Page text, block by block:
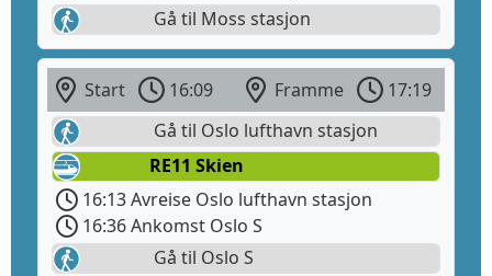
Gå til Moss stasjon
Start 16:09 Framme
17:19
Gå til Oslo lufthavn stasjon
RE11 Skien
16:13 Avreise Oslo lufthavn stasjon
16:36 Ankomst Oslo S
Gå til Oslo S